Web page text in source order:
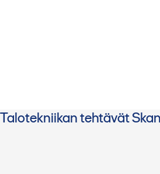
Talotekniikan tehtävät